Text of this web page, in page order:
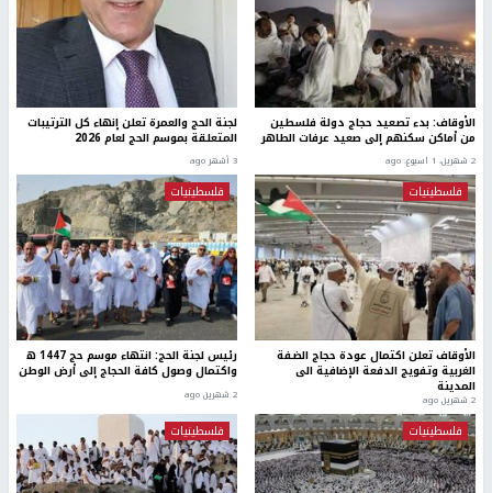
الأوقاف: بدء تصعيد حجاج دولة فلسطين
من أماكن سكنهم إلى صعيد عرفات الطاهر
2 شهرين، 1 اسبوع. ago
لجنة الحج والعمرة تعلن إنهاء كل الترتيبات
المتعلقة بموسم الحج لعام 2026
3 أشهر ago
فلسطينيات
الأوقاف تعلن اكتمال عودة حجاج الضفة
الغربية وتفويج الدفعة الإضافية الى
المدينة
2 شهرين ago
فلسطينيات
رئيس لجنة الحج: انتهاء موسم حج 1447 ه
واكتمال وصول كافة الحجاج إلى أرض الوطن
2 شهرين ago
فلسطينيات فلسطينيات